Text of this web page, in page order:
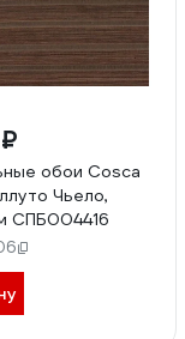
обои Cosca
Чьело,
СПБ004416